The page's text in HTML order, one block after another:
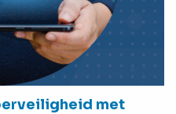
met